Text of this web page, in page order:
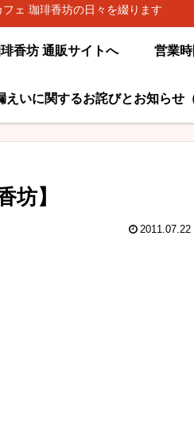
ェ 珈琲香坊の日々を綴ります
香坊 通販サイトへ 営業
いに関するお詫びとお知らせ
】
2011.07.22